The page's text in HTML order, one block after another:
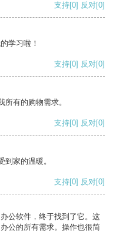
支持[0] 反对[0]
学习啦！
支持[0] 反对[0]
有的购物需求。
支持[0] 反对[0]
家的温暖。
支持[0] 反对[0]
公软件，终于找到了它。这
公的所有需求。操作也很简